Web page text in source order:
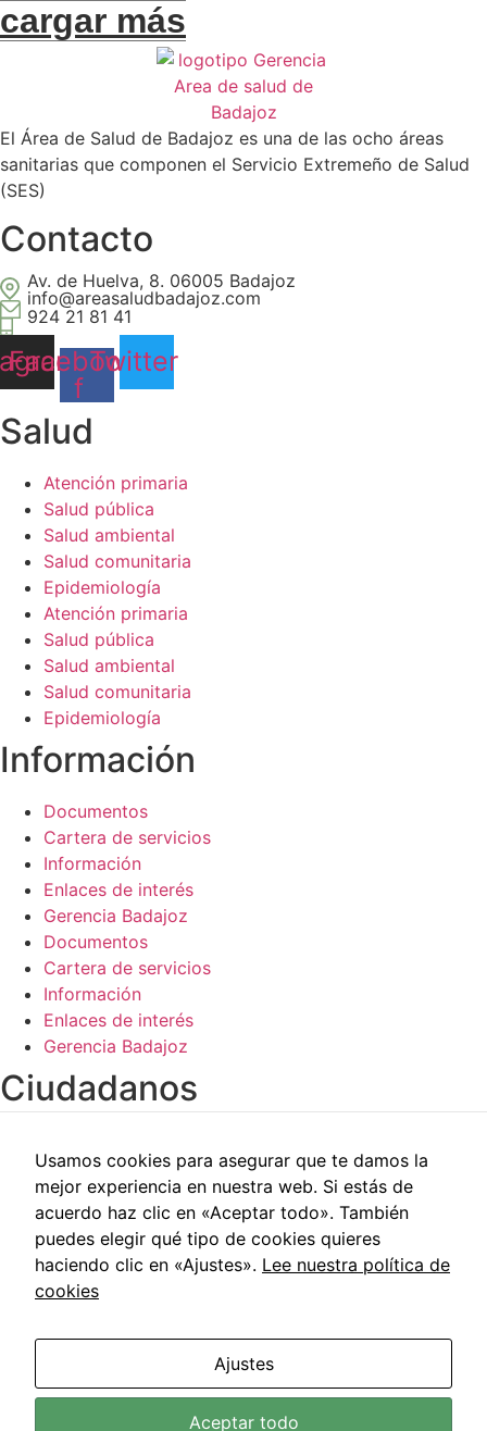
cargar más
El Área de Salud de Badajoz es una de las ocho áreas
sanitarias que componen el Servicio Extremeño de Salud
(SES)
Contacto
Av. de Huelva, 8. 06005 Badajoz
info@areasaludbadajoz.com
924 21 81 41
Facebook-
f
Twitter
Salud​
Atención primaria
Salud pública
Salud ambiental
Salud comunitaria
Epidemiología
Atención primaria
Salud pública
Salud ambiental
Salud comunitaria
Epidemiología
Información​
Documentos
Cartera de servicios
Información
Enlaces de interés
Gerencia Badajoz
Documentos
Cartera de servicios
Información
Enlaces de interés
Gerencia Badajoz
Ciudadanos​
Centros de salud
Trabajo social
Reclamaciones
Cita previa
Carpeta del paciente
Centros de salud
Área de Salud de Badajoz © 2021 | Todos los Derechos
Usamos cookies para asegurar que te damos la
mejor experiencia en nuestra web. Si estás de
acuerdo haz clic en «Aceptar todo». También
puedes elegir qué tipo de cookies quieres
haciendo clic en «Ajustes». Lee nuestra política de
cookies
Ajustes
Aceptar todo